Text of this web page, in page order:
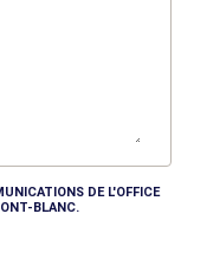
DE L'OFFICE
BLANC.